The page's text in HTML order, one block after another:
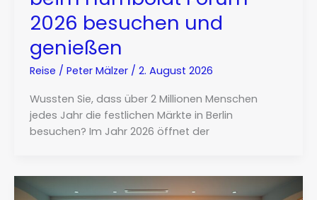
2026 besuchen und
genießen
Reise / Peter Mälzer / 2. August 2026
Wussten Sie, dass über 2 Millionen Menschen
jedes Jahr die festlichen Märkte in Berlin
besuchen? Im Jahr 2026 öffnet der